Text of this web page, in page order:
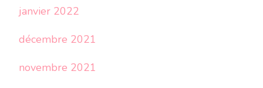
janvier 2022
décembre 2021
novembre 2021